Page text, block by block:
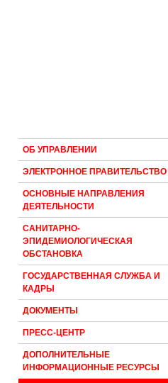
ОБ УПРАВЛЕНИИ
ЭЛЕКТРОННОЕ ПРАВИТЕЛЬСТВО
ОСНОВНЫЕ НАПРАВЛЕНИЯ
ДЕЯТЕЛЬНОСТИ
САНИТАРНО-
ЭПИДЕМИОЛОГИЧЕСКАЯ
ОБСТАНОВКА
ГОСУДАРСТВЕННАЯ СЛУЖБА И
КАДРЫ
ДОКУМЕНТЫ
ПРЕСС-ЦЕНТР
ДОПОЛНИТЕЛЬНЫЕ
ИНФОРМАЦИОННЫЕ РЕСУРСЫ